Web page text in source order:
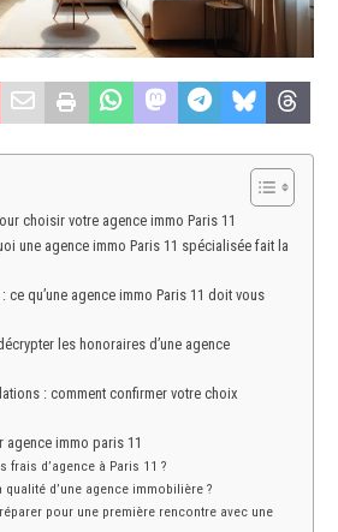
choisir votre agence immo Paris 11
une agence immo Paris 11 spécialisée fait la
ce qu’une agence immo Paris 11 doit vous
les honoraires d’une agence
: comment confirmer votre choix
agence immo paris 11
frais d’agence à Paris 11 ?
qualité d’une agence immobilière ?
pour une première rencontre avec une